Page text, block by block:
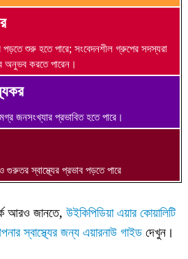
পড়তে শুরু হতে পারে; সংবেদনশীল গ্রুপের সদস্যরা
অনুভব করতে পারেন।
জনসংখ্যার প্রভাবিত হতে পারে।
স্বাস্থ্যের প্রভাব পড়তে পারে
আরও জানতে, উইকিপিডিয়া এয়ার কোয়ালিটি
স্বাস্থ্যের জন্য এয়ারনাউ গাইডদেখুন।